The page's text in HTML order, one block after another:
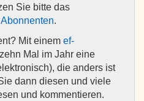
Sie bitte das
.
Mit einem ef-
Mal im Jahr eine
die anders ist
dann diesen und viele
und kommentieren.